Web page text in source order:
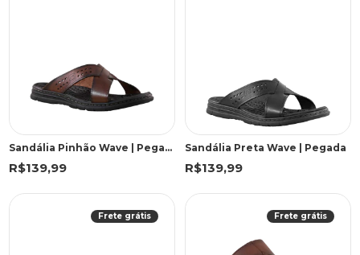
Sandália Pinhão Wave | Pegada
R$139,99
Sandália Preta Wave | Pegada
R$139,99
Frete grátis Frete grátis